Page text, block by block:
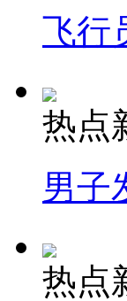
飞行
热点
男子
热点